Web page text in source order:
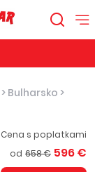
> Bulharsko >
Cena s poplatkami
od 658 € 596 €